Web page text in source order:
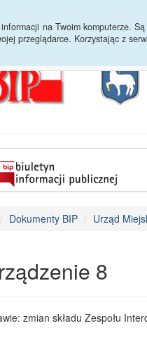
na Twoim komputerze.
przeglądarce. Korzystając z
Dokumenty BIP Urząd
8
zmian składu Zespołu